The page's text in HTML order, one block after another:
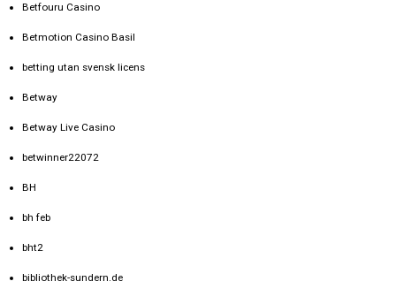
Betfouru Casino
Betmotion Casino Basil
betting utan svensk licens
Betway
Betway Live Casino
betwinner22072
BH
bh feb
bht2
bibliothek-sundern.de